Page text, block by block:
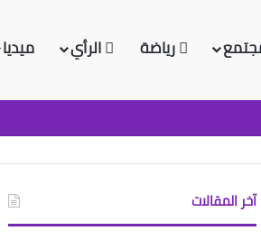
رياضة الرأي ميديا
آخر المقالات